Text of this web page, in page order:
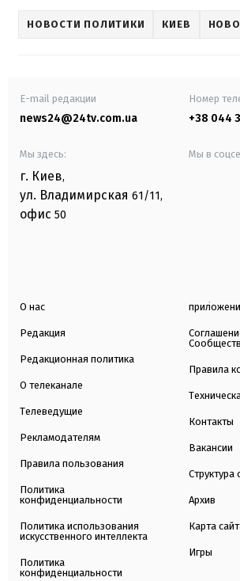
НОВОСТИ ПОЛИТИКИ КИЕВ
E-mail редакции
news24@24tv.com.ua
Номер
+38 044
Мы здесь:
г. Киев,
ул. Владимирская 61/11,
офис 50
Мы в
О нас
Редакция
Редакционная политика
О телеканале
Телеведущие
Рекламодателям
Правила пользования
Политика
конфиденциальности
Политика использования
искусственного интеллекта
Политика
конфиденциальности
Правила
Контакты
Вакансии
Структура
Архив
Карта
Игры